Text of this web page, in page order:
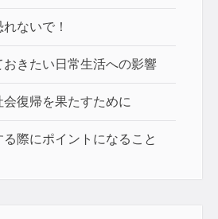
ないで！
きたい日常生活への影響
復帰を果たすために
際にポイントになること